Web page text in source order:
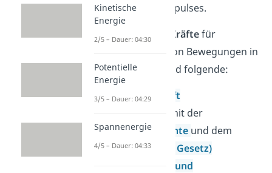
Ableitung des Impulses.
Die wichtigsten
Kräftefür
Berechnungen von Bewegungen in
der Mechanik sind folgende:
Gewichtskraft
(mit der
Federkonstante und dem
Hookeschem Gesetz)
Normalkraft und
Kinetische
Energie
2/5 – Dauer: 04:30
Potentielle
Energie
3/5 – Dauer: 04:29
Spannenergie
4/5 – Dauer: 04:33